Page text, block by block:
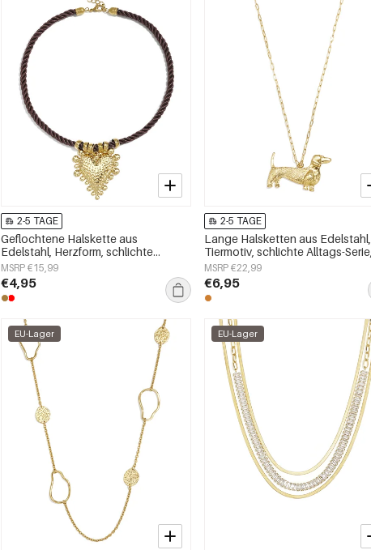
2-5 TAGE
Geflochtene Halskette aus
Edelstahl, Herzform, schlichte
Alltags-Serie, Damenschmuck
MSRP €15,99
€4,95
2-5 TAGE
Lange Halsketten aus Edelstahl,
Tiermotiv, schlichte Alltags-Serie,
Damenschmuck
MSRP €22,99
€6,95
EU-Lager EU-Lager